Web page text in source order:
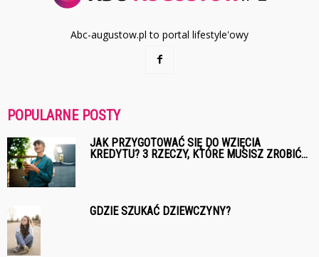
Abc-augustow.pl to portal lifestyle'owy
POPULARNE POSTY
JAK PRZYGOTOWAĆ SIĘ DO WZIĘCIA
KREDYTU? 3 RZECZY, KTÓRE MUSISZ ZROBIĆ...
GDZIE SZUKAĆ DZIEWCZYNY?